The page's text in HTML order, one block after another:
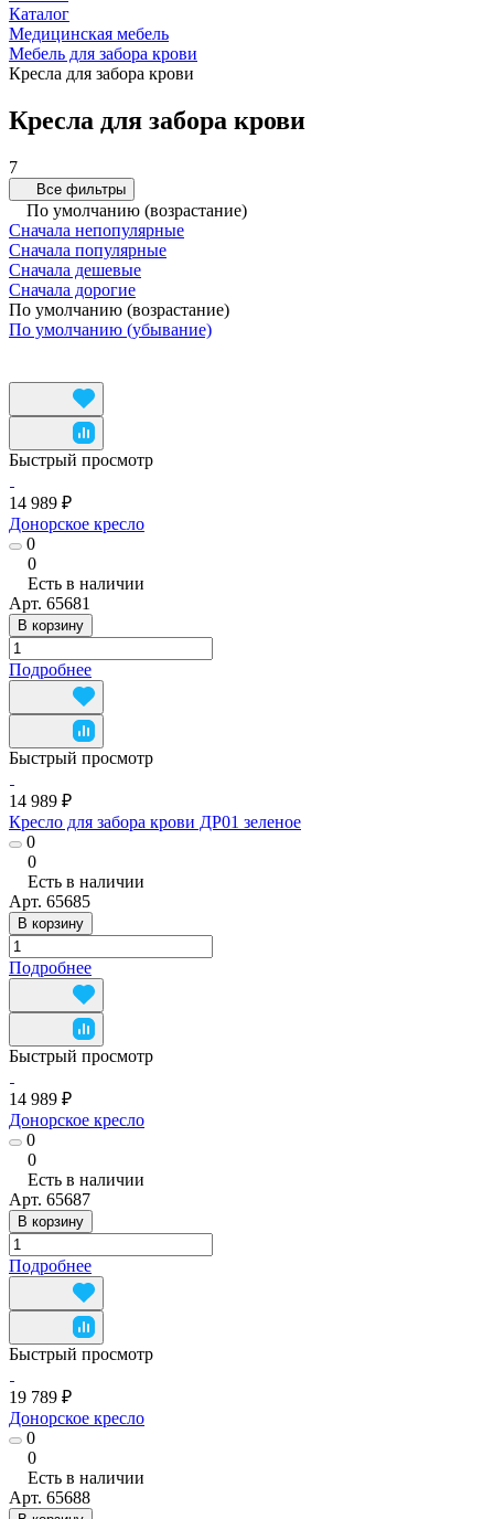
Каталог
Медицинская мебель
Мебель для забора крови
Кресла для забора крови
Кресла для забора крови
7
Все фильтры
По умолчанию (возрастание)
Сначала непопулярные
Сначала популярные
Сначала дешевые
Сначала дорогие
По умолчанию (возрастание)
По умолчанию (убывание)
Быстрый просмотр
14 989 ₽
Донорское кресло
0
0
Есть в наличии
Арт. 65681
В корзину
Подробнее
Быстрый просмотр
14 989 ₽
Кресло для забора крови ДР01 зеленое
0
0
Есть в наличии
Арт. 65685
В корзину
Подробнее
Быстрый просмотр
14 989 ₽
Донорское кресло
0
0
Есть в наличии
Арт. 65687
В корзину
Подробнее
Быстрый просмотр
19 789 ₽
Донорское кресло
0
0
Есть в наличии
Арт. 65688